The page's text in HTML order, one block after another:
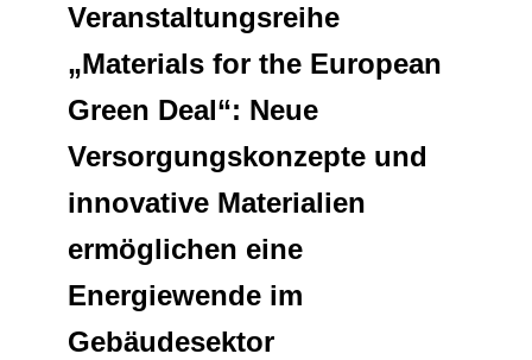
Netzwerke
Veranstaltungsreihe
„Materials for the European
Green Deal“: Neue
Versorgungskonzepte und
innovative Materialien
ermöglichen eine
Energiewende im
Gebäudesektor